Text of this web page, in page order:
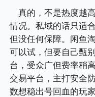
真的，不是热度越
情况。私域的话只适
但没任何保障。闲鱼
可以试，但要自己甄
台，受众广但费率稍
交易平台，主打安全
数想稳出号回血的玩家